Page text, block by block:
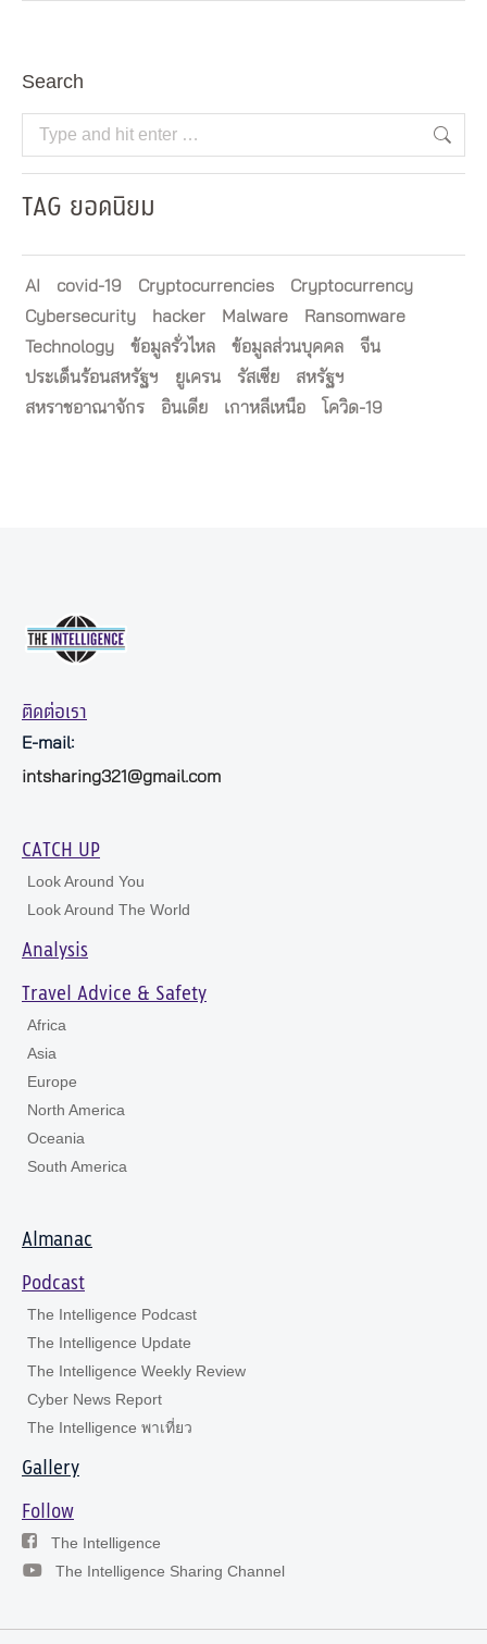
Search
Search:
TAG ยอดนิยม
AI covid-19 Cryptocurrencies
Cryptocurrency
Cybersecurity
hacker Malware
Ransomware
Technology
ข้อมูลรั่วไหล ข้อมูลส่วนบุคคล
จีน
ประเด็นร้อนสหรัฐฯ
ยูเครน รัสเซีย
สหรัฐฯ
สหราชอาณาจักร
อินเดีย เกาหลีเหนือ โควิด-19
ติดต่อเรา
E-mail:
intsharing321@gmail.com
CATCH UP
Look Around You
Look Around The World
Analysis
Travel Advice & Safety
Africa
Asia
Europe
North America
Oceania
South America
Almanac
Podcast
The Intelligence Podcast
The Intelligence Update
The Intelligence Weekly Review
Cyber News Report
The Intelligence พาเที่ยว
Gallery
Follow
The Intelligence
The Intelligence Sharing Channel